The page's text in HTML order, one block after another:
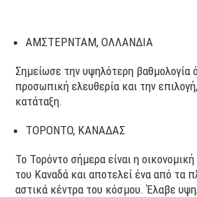
ΑΜΣΤΕΡΝΤΑΜ, ΟΛΛΑΝΔΙΑ
Σημείωσε την υψηλότερη βαθμολογία
προσωπική ελευθερία και την
κατάταξη.
ΤΟΡΟΝΤΟ, ΚΑΝΑΔΑΣ
Το Τορόντο σήμερα είναι η
του Καναδά και αποτελεί ένα από τα
αστικά κέντρα του κόσμου. Έλαβε